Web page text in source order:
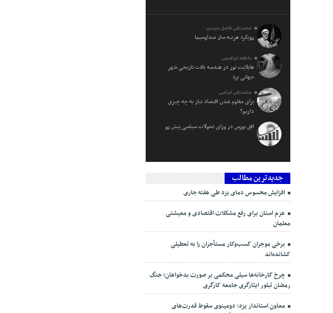
محمدتقی فاضل میبدی
رویکرد هزینه ساز صداوسیما
عاطفه ابراهیمی
هایلایت نور در هندسه بافت تاریخی شهر
جهانی یزد
محمدتقی فیاضی
برای مقاوم شدن اقتصاد نیاز به چه چیزی
داریم؟
افق بورس در ورای تحولات سیاسی پیش‌ رو
جدیدترین مطالب
افزایش محسوس دمای یزد طی هفته جاری
عزم استان برای رفع مشکلات اقتصادی و معیشتی
معلمان
برخی موجران کسب‌وکار مستأجران را به تعطیلی
کشانده‌اند
چرخ کارخانه‌ها سیلی محکمی بر صورت بدخواهان؛ جنگ
رمضان تبلور ایثارگری جامعه کارگری
معاون استاندار یزد: دومینوی سقوط قدرت‌های